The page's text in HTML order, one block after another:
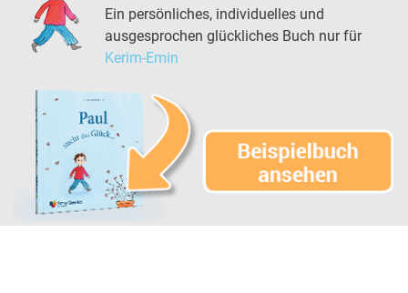
Ein persönliches, individuelles und
ausgesprochen glückliches Buch nur für
Kerim-Emin